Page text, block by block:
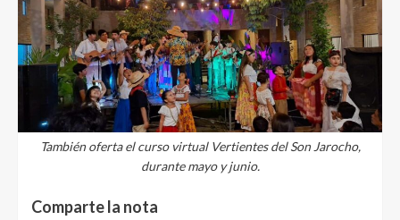
También oferta el curso virtual Vertientes del Son Jarocho,
durante mayo y junio.
Comparte la nota